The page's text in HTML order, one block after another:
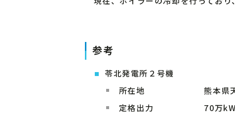
参考
苓北発電所２号機
所在地
熊本県
定格出力
70万